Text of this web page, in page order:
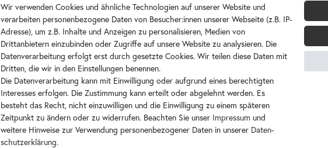
Wir verwenden Cookies und ähnliche Technologien auf unserer Website und
verarbeiten personenbezogene Daten von Besucher:innen unserer Webseite (z.B. IP-
Adresse), um z.B. Inhalte und Anzeigen zu personalisieren, Medien von
Drittanbietern einzubinden oder Zugriffe auf unsere Website zu analysieren. Die
Datenverarbeitung erfolgt erst durch gesetzte Cookies. Wir teilen diese Daten mit
Dritten, die wir in den Einstellungen benennen.
Die Datenverarbeitung kann mit Einwilligung oder aufgrund eines berechtigten
Interesses erfolgen. Die Zustimmung kann erteilt oder abgelehnt werden. Es
besteht das Recht, nicht einzuwilligen und die Einwilligung zu einem späteren
Zeitpunkt zu ändern oder zu widerrufen. Beachten Sie unser Impressum und
weitere Hinweise zur Verwendung personenbezogener Daten in unserer Daten­
schutz­erklärung.